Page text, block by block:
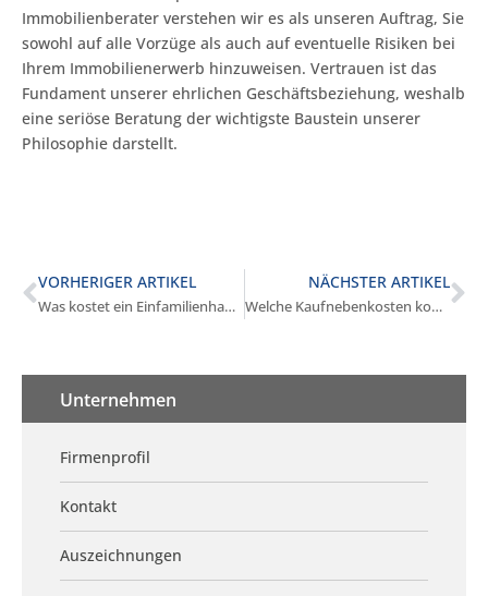
Immobilienberater verstehen wir es als unseren Auftrag, Sie
sowohl auf alle Vorzüge als auch auf eventuelle Risiken bei
Ihrem Immobilienerwerb hinzuweisen. Vertrauen ist das
Fundament unserer ehrlichen Geschäftsbeziehung, weshalb
eine seriöse Beratung der wichtigste Baustein unserer
Philosophie darstellt.
VORHERIGER ARTIKEL
Was kostet ein Einfamilienhaus in Stockdorf?
NÄCHSTER ARTIKEL
Welche Kaufnebenkosten kommen in Stockdorf auf mich zu?
Unternehmen
Firmenprofil
Kontakt
Auszeichnungen